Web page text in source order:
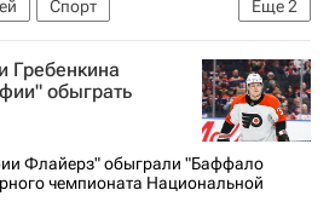
Еще2
Спорт
лига (НХЛ)
Гребенкина
обыграть
Флайерз" обыграли "Баффало
чемпионата Национальной